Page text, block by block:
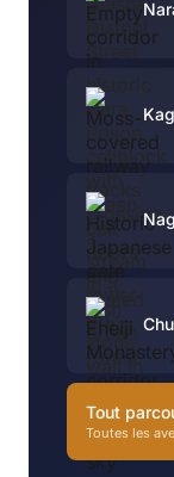
Tout
Toutes les